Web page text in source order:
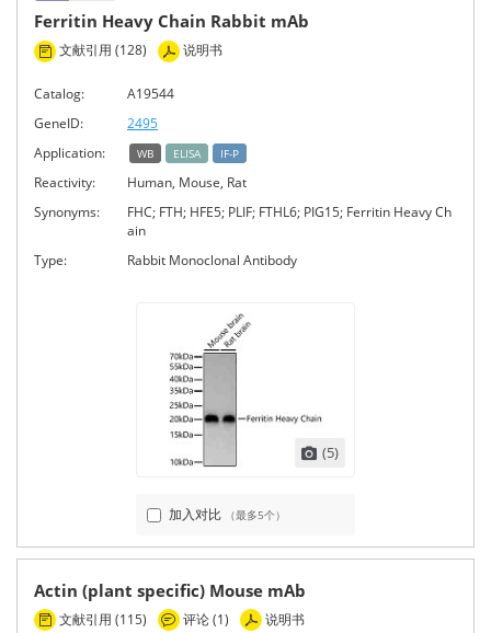
Ferritin Heavy Chain Rabbit mAb
文献引用 (128) 说明书
Catalog:
A19544
GeneID:
2495
Application:
WB ELISA IF-P
Reactivity:
Human, Mouse, Rat
Synonyms:
FHC; FTH; HFE5; PLIF; FTHL6; PIG15; Ferritin Heavy Ch
ain
Type:
Rabbit Monoclonal Antibody
(5)
加入对比 （最多5个）
Actin (plant specific) Mouse mAb
文献引用 (115) 评论 (1) 说明书